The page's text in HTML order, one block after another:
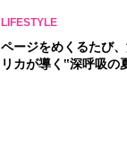
LIFESTYLE
ページをめくるたび
リカが導く‟深呼吸の